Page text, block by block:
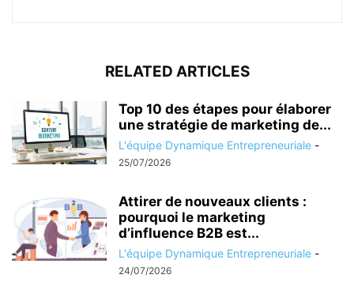
RELATED ARTICLES
Top 10 des étapes pour élaborer
une stratégie de marketing de...
L'équipe Dynamique Entrepreneuriale -
25/07/2026
Attirer de nouveaux clients :
pourquoi le marketing
d’influence B2B est...
L'équipe Dynamique Entrepreneuriale -
24/07/2026